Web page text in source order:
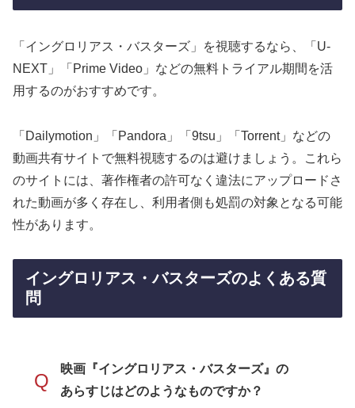
「イングロリアス・バスターズ」を視聴するなら、「U-
NEXT」「Prime Video」などの無料トライアル期間を活
用するのがおすすめです。
「Dailymotion」「Pandora」「9tsu」「Torrent」などの
動画共有サイトで無料視聴するのは避けましょう。これら
のサイトには、著作権者の許可なく違法にアップロードさ
れた動画が多く存在し、利用者側も処罰の対象となる可能
性があります。
イングロリアス・バスターズのよくある質
問
Q
映画『イングロリアス・バスターズ』の
あらすじはどのようなものですか？